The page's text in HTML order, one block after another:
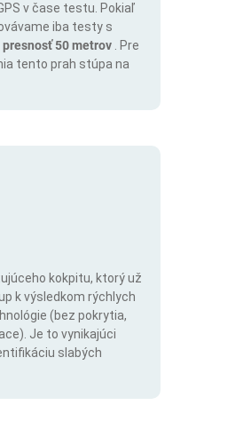
v čase testu. Pokiaľ
iba testy s
presnosť 50 metrov
. Pre
tento prah stúpa na
kokpitu, ktorý už
k výsledkom rýchlych
(bez pokrytia,
Je to vynikajúci
slabých